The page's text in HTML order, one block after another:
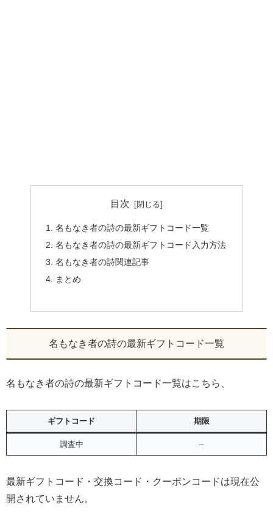
目次
名もなき者の詩の最新ギフトコード一覧
名もなき者の詩の最新ギフトコード入力方法
名もなき者の詩関連記事
まとめ
名もなき者の詩の最新ギフトコード一覧
名もなき者の詩の最新ギフトコード一覧はこちら、
ギフトコード 期限
調査中 –
最新ギフトコード・交換コード・クーポンコードは現在公
開されていません。